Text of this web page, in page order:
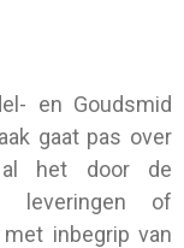
en Goudsmid
gaat pas over
al het door de
leveringen of
inbegrip van